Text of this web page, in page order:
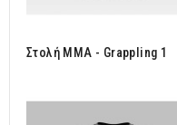
Στολή MMA - Grappling 1